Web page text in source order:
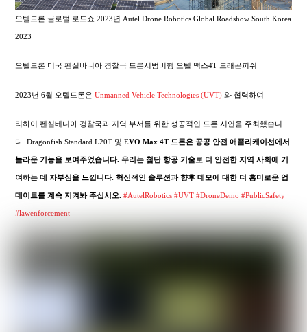
오텔드론 글로벌 로드쇼 2023년 Autel Drone Robotics Global Roadshow South Korea
2023
오텔드론 미국 펜실바니아 경찰국 드론시범비행 오텔 맥스4T 드래곤피쉬
2023년 6월 오텔드론은Unmanned Vehicle Technologies (UVT) 와 협력하여
리하이 펜실베니아 경찰국과 지역 부서를 위한 성공적인 드론 시연을 주최했습니
다. Dragonfish Standard L20T 및 EVO Max 4T 드론은 공공 안전 애플리케이션에서
놀라운 기능을 보여주었습니다. 우리는 첨단 항공 기술로 더 안전한 지역 사회에 기
여하는 데 자부심을 느낍니다. 혁신적인 솔루션과 향후 데모에 대한 더 흥미로운 업
데이트를 계속 지켜봐 주십시오.#AutelRobotics #UVT #DroneDemo #PublicSafety
#lawenforcement